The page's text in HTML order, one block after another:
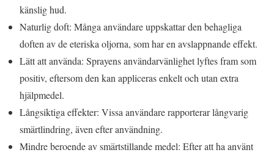
känslig hud.
Naturlig doft: Många användare uppskattar den behagliga
doften av de eteriska oljorna, som har en avslappnande effekt.
Lätt att använda: Sprayens användarvänlighet lyftes fram som
positiv, eftersom den kan appliceras enkelt och utan extra
hjälpmedel.
Långsiktiga effekter: Vissa användare rapporterar långvarig
smärtlindring, även efter användning.
Mindre beroende av smärtstillande medel: Efter att ha använt